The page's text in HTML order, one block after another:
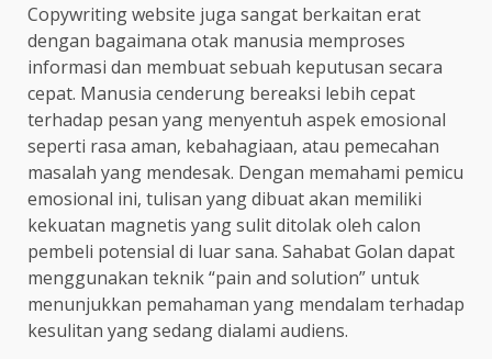
Copywriting website juga sangat berkaitan erat
dengan bagaimana otak manusia memproses
informasi dan membuat sebuah keputusan secara
cepat. Manusia cenderung bereaksi lebih cepat
terhadap pesan yang menyentuh aspek emosional
seperti rasa aman, kebahagiaan, atau pemecahan
masalah yang mendesak. Dengan memahami pemicu
emosional ini, tulisan yang dibuat akan memiliki
kekuatan magnetis yang sulit ditolak oleh calon
pembeli potensial di luar sana. Sahabat Golan dapat
menggunakan teknik “pain and solution” untuk
menunjukkan pemahaman yang mendalam terhadap
kesulitan yang sedang dialami audiens.